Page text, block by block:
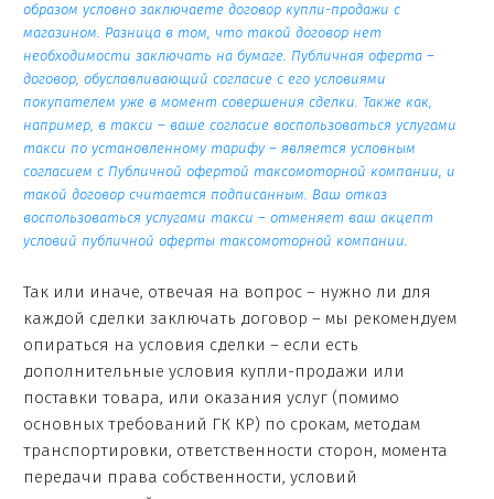
образом условно заключаете договор купли-продажи с
магазином. Разница в том, что такой договор нет
необходимости заключать на бумаге. Публичная оферта –
договор, обуславливающий согласие с его условиями
покупателем уже в момент совершения сделки. Также как,
например, в такси – ваше согласие воспользоваться услугами
такси по установленному тарифу – является условным
согласием с Публичной офертой таксомоторной компании, и
такой договор считается подписанным. Ваш отказ
воспользоваться услугами такси – отменяет ваш акцепт
условий публичной оферты таксомоторной компании.
Так или иначе, отвечая на вопрос – нужно ли для
каждой сделки заключать договор – мы рекомендуем
опираться на условия сделки – если есть
дополнительные условия купли-продажи или
поставки товара, или оказания услуг (помимо
основных требований ГК КР) по срокам, методам
транспортировки, ответственности сторон, момента
передачи права собственности, условий